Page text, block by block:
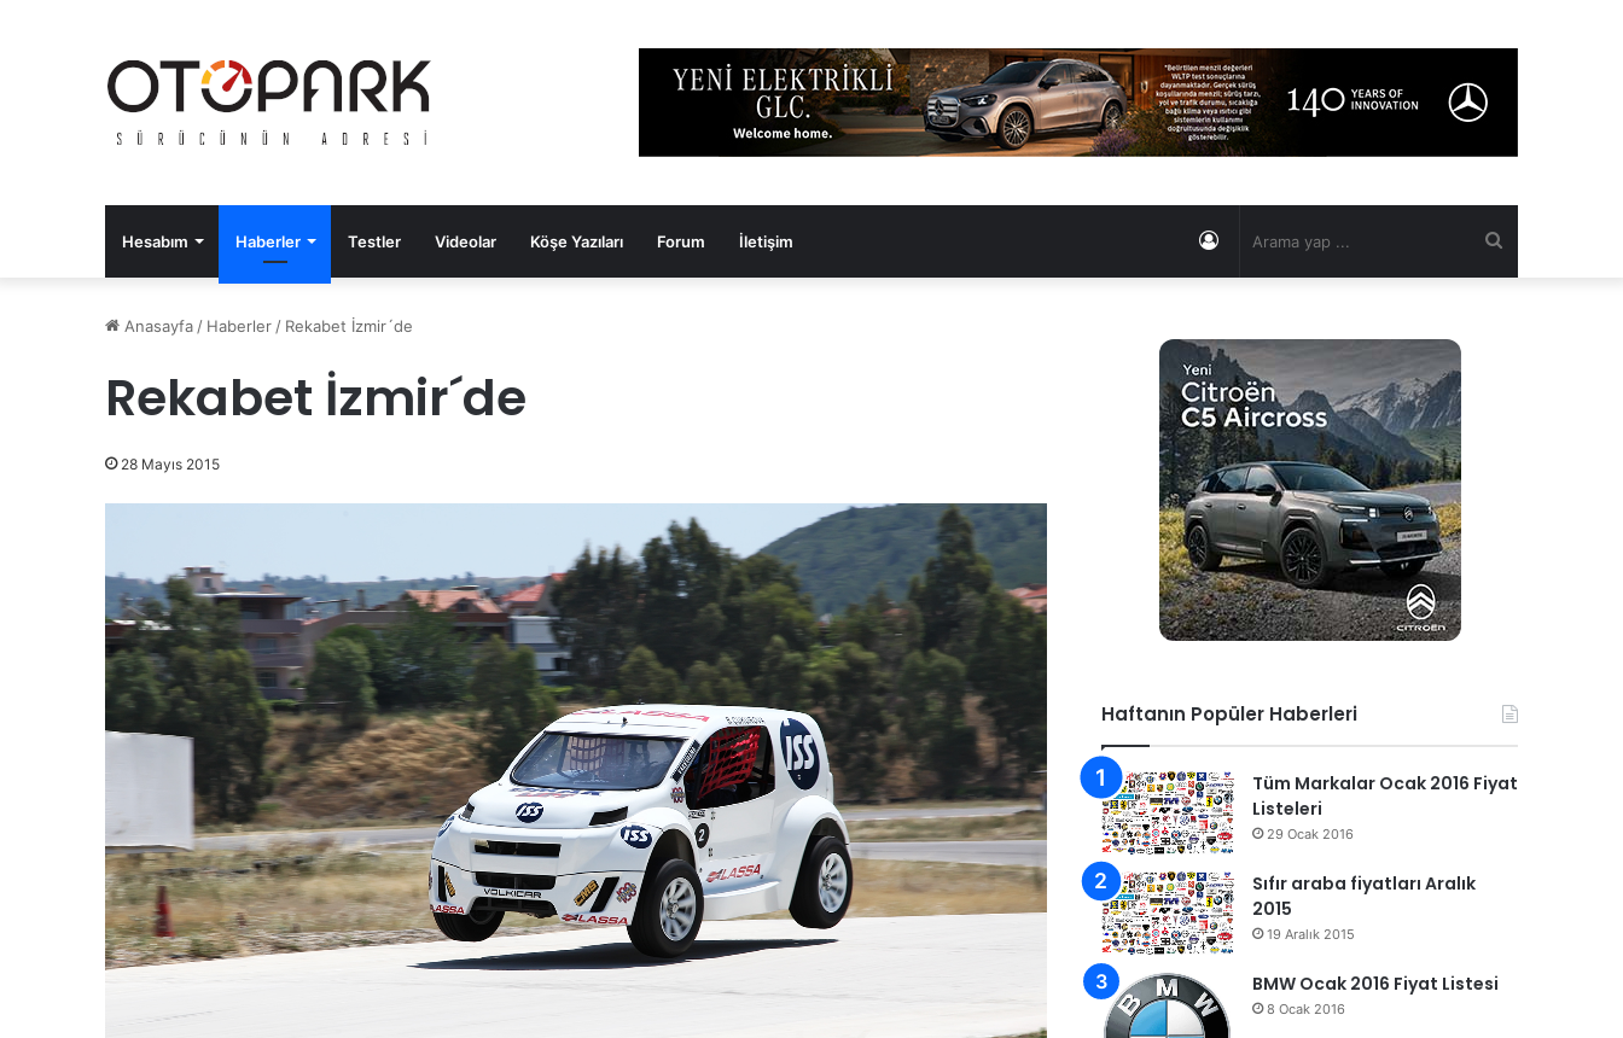
Hesabım Haberler Testler Videolar Köşe Yazıları Forum İletişim Kayıt
Anasayfa / Haberler / Rekabet İzmir´de
Rekabet İzmir´de
28 Mayıs 2015
Haftanın Popüler Haberleri
Tüm Markalar Ocak 2016 Fiyat
Listeleri
29 Ocak 2016
Sıfır araba fiyatları Aralık
2015
19 Aralık 2015
BMW Ocak 2016 Fiyat Listesi
8 Ocak 2016